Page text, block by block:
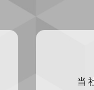
当